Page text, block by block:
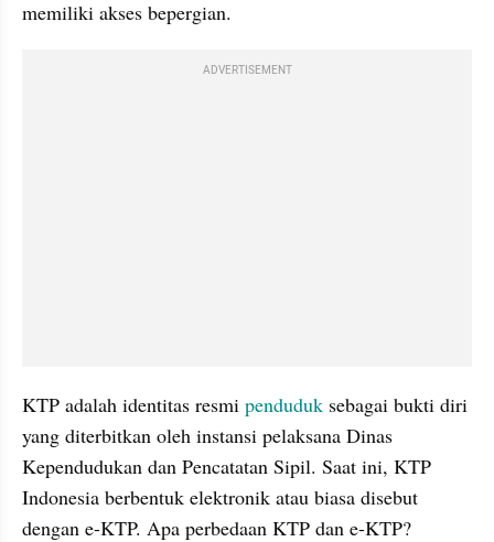
memiliki akses bepergian.
ADVERTISEMENT
KTP adalah identitas resmi penduduk sebagai bukti diri
yang diterbitkan oleh instansi pelaksana Dinas
Kependudukan dan Pencatatan Sipil. Saat ini, KTP
Indonesia berbentuk elektronik atau biasa disebut
dengan e-KTP. Apa perbedaan KTP dan e-KTP?